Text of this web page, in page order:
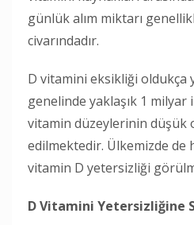
günlük alım miktarı
civarındadır.
D vitamini eksikliği oldukça
genelinde yaklaşık 1 milyar
vitamin düzeylerinin düşük
edilmektedir. Ülkemizde de
vitamin D yetersizliği
D Vitamini Yetersizliğine